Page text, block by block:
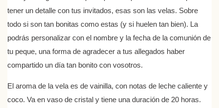
tener un detalle con tus invitados, esas son las velas. Sobre
todo si son tan bonitas como estas (y si huelen tan bien). La
podrás personalizar con el nombre y la fecha de la comunión de
tu peque, una forma de agradecer a tus allegados haber
compartido un día tan bonito con vosotros.
El aroma de la vela es de vainilla, con notas de leche caliente y
coco. Va en vaso de cristal y tiene una duración de 20 horas.